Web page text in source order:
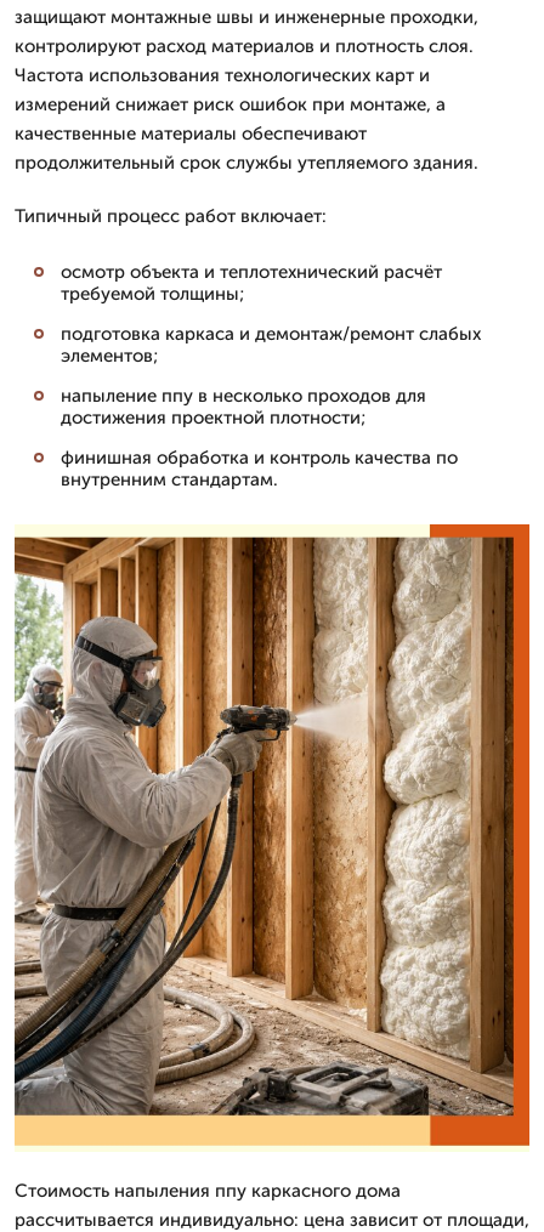
защищают монтажные швы и инженерные проходки,
контролируют расход материалов и плотность слоя.
Частота использования технологических карт и
измерений снижает риск ошибок при монтаже, а
качественные материалы обеспечивают
продолжительный срок службы утепляемого здания.
Типичный процесс работ включает:
осмотр объекта и теплотехнический расчёт
требуемой толщины;
подготовка каркаса и демонтаж/ремонт слабых
элементов;
напыление ппу в несколько проходов для
достижения проектной плотности;
финишная обработка и контроль качества по
внутренним стандартам.
Стоимость напыления ппу каркасного дома
рассчитывается индивидуально: цена зависит от площади,